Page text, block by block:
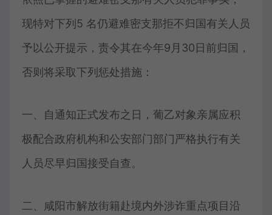
现特对下列5 名仍避难密支那拒不归国有关人员
予以公开提示，责令其在今年9月30日前归国，
否则将采取下列惩处措施：
一、自通知正式发布之日，葡乙对象亲属应积
极配合政府机构和公安部门部门严格执行有关
人员尽早归国接受自查。
二、咸阳市解放街籍赴境内外涉诈重点项目沿